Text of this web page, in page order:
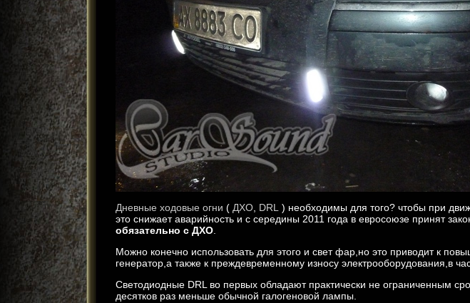
Дневные ходовые огни ( ДХО DRL ) необходимы для того? чтобы при
это снижает аварийность и с середины 2011 года в евросоюзе принят
обязательно с ДХО
Можно конечно использовать для этого и свет фар,но это приводит к
генератор,а также к преждевременному износу электрооборудования,в
Светодиодные DRL во первых обладают практически не ограниченным
десятков раз меньше обычной галогеновой лампы.